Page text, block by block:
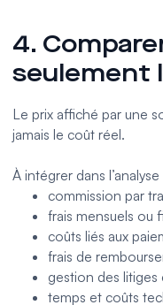
4.
seulement
Le prix affiché par une
jamais le coût réel.
À intégrer dans l’analyse
commission par
frais mensuels ou
coûts liés aux
frais de
gestion des litiges
temps et coûts